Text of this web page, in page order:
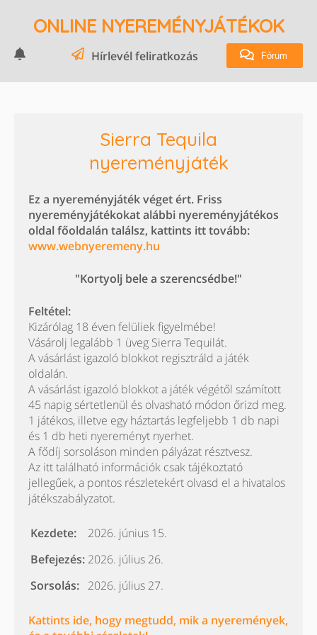
ONLINE NYEREMÉNYJÁTÉKOK
Hírlevél feliratkozás Fórum
Sierra Tequila
nyereményjáték
Ez a nyereményjáték véget ért. Friss
nyereményjátékokat alábbi nyereményjátékos
oldal főoldalán találsz, kattints itt tovább:
www.webnyeremeny.hu
"Kortyolj bele a szerencsédbe!"
Feltétel:
Kizárólag 18 éven felüliek figyelmébe!
Vásárolj legalább 1 üveg Sierra Tequilát.
A vásárlást igazoló blokkot regisztráld a játék
oldalán.
A vásárlást igazoló blokkot a játék végétől számított
45 napig sértetlenül és olvasható módon őrizd meg.
1 játékos, illetve egy háztartás legfeljebb 1 db napi
és 1 db heti nyereményt nyerhet.
A fődíj sorsoláson minden pályázat résztvesz.
Az itt található információk csak tájékoztató
jellegűek, a pontos részletekért olvasd el a hivatalos
játékszabályzatot.
Kezdete:
2026. június 15.
Befejezés: 2026. július 26.
Sorsolás: 2026. július 27.
Kattints ide, hogy megtudd, mik a nyeremények,